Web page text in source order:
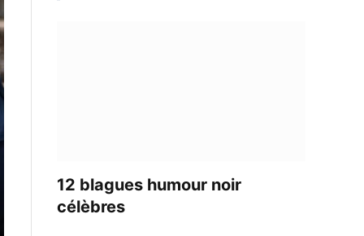
12 blagues humour noir
célèbres